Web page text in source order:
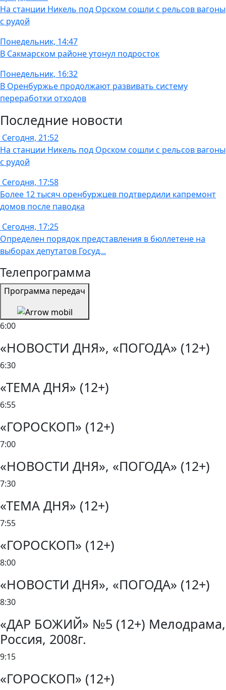
На станции Никель под Орском сошли с рельсов вагоны
с рудой
Понедельник, 14:47
В Сакмарском районе утонул подросток
Понедельник, 16:32
В Оренбуржье продолжают развивать систему
переработки отходов
Последние новости
Сегодня, 21:52
На станции Никель под Орском сошли с рельсов вагоны
с рудой
Сегодня, 17:58
Более 12 тысяч оренбуржцев подтвердили капремонт
домов после паводка
Сегодня, 17:25
Определен порядок представления в бюллетене на
выборах депутатов Госуд...
Телепрограмма
Программа передач
6:00
«НОВОСТИ ДНЯ», «ПОГОДА» (12+)
6:30
«ТЕМА ДНЯ» (12+)
6:55
«ГОРОСКОП» (12+)
7:00
«НОВОСТИ ДНЯ», «ПОГОДА» (12+)
7:30
«ТЕМА ДНЯ» (12+)
7:55
«ГОРОСКОП» (12+)
8:00
«НОВОСТИ ДНЯ», «ПОГОДА» (12+)
8:30
«ДАР БОЖИЙ» №5 (12+) Мелодрама,
Россия, 2008г.
9:15
«ГОРОСКОП» (12+)